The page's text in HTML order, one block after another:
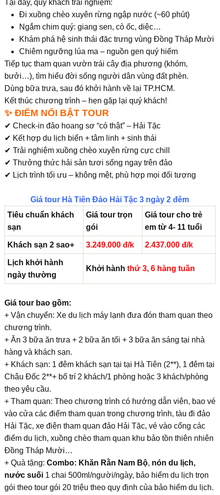
Tại đây, quý khách trải nghiệm:
Đi xuồng chèo xuyên rừng ngập nước (~60 phút)
Ngắm chim quý: giang sen, cò ốc, diệc…
Khám phá hệ sinh thái đặc trưng vùng Đồng Tháp Mười
Chiêm ngưỡng lúa ma – nguồn gen quý hiếm
Tiếp tục tham quan vườn trái cây địa phương (khóm,
bưởi…), tìm hiểu đời sống người dân vùng đất phèn.
Dùng bữa trưa, sau đó khởi hành về lại TP.HCM.
Kết thúc chương trình – hẹn gặp lại quý khách!
✨ ĐIỂM NỔI BẬT TOUR
✔ Check-in đảo hoang sơ “có thật” – Hải Tặc
✔ Kết hợp du lịch biển + tâm linh + sinh thái
✔ Trải nghiệm xuồng chèo xuyên rừng cực chill
✔ Thưởng thức hải sản tươi sống ngay trên đảo
✔ Lịch trình tối ưu – không mệt, phù hợp mọi đối tượng
Giá tour Hà Tiên Đảo Hải Tặc 3 ngày 2 đêm
Tiêu chuẩn khách
sạn
Giá tour trọn
gói
Giá tour cho trẻ
em từ 4- 11 tuổi
Khách sạn 2 sao+ 3.249.000đ/k 2.437.000đ/k
Lịch khởi hành
ngày thường
Khởi hành thứ 3, 6 hàng tuần
Giá tour bao gồm:
+ Vận chuyển: Xe du lịch máy lạnh đưa đón tham quan theo
chương trình.
+ Ăn 3 bữa ăn trưa + 2 bữa ăn tối + 3 bữa ăn sáng tại nhà
hàng và khách sạn.
+ Khách sạn: 1 đêm khách sạn tại tại Hà Tiên (2**), 1 đêm tại
Châu Đốc 2**+ bố trí 2 khách/1 phòng hoặc 3 khách/phòng
theo yêu cầu.
+ Tham quan: Theo chương trình có hướng dẫn viên, bao vé
vào cửa các điểm tham quan trong chương trình, tàu đi đảo
Hải Tặc, xe điện tham quan đảo Hải Tặc, vé vào cổng các
điểm du lịch, xuồng chèo tham quan khu bảo tồn thiên nhiên
Đồng Tháp Mười…
+ Quà tặng: Combo: Khăn Rằn Nam Bộ, nón du lịch,
nước suối1 chai 500ml/người/ngày, bảo hiểm du lịch trọn
gói theo tour gói 20 triệu theo quy định của bảo hiểm du lịch.